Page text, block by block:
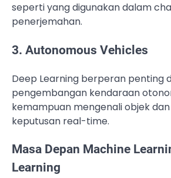
seperti yang digunakan dalam
penerjemahan.
3. Autonomous Vehicles
Deep Learning berperan penting
pengembangan kendaraan
kemampuan mengenali objek
keputusan real-time.
Masa Depan Machine
Learning